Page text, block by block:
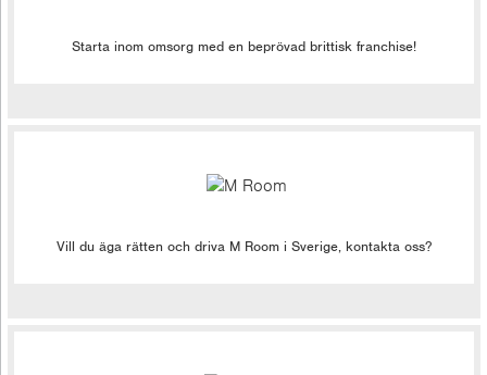
Starta inom omsorg med en beprövad brittisk franchise!
Vill du äga rätten och driva M Room i Sverige, kontakta oss?